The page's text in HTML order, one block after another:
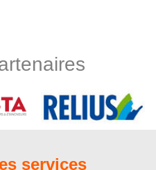
en profondeur de toit, nos
couverture pour assurer un
en profondeur par
services